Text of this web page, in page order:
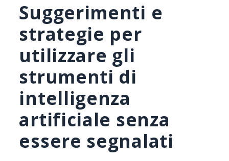
Suggerimenti e
strategie per
utilizzare gli
strumenti di
intelligenza
artificiale senza
essere segnalati